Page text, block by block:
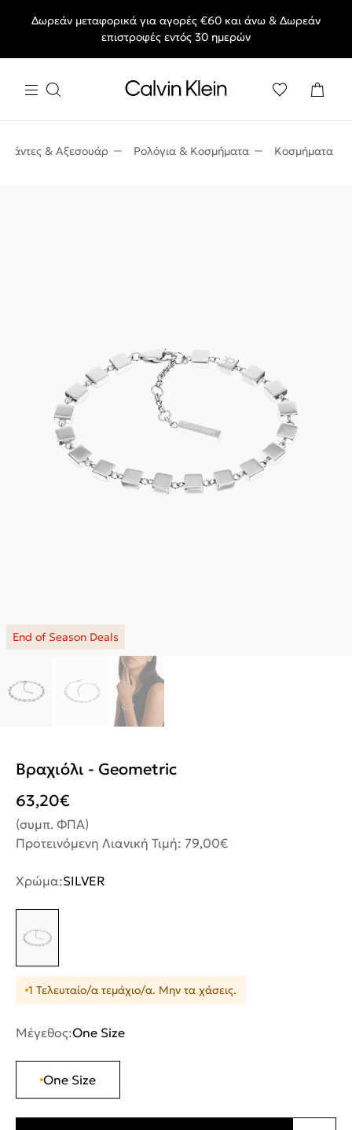
End of Season Deals: Αγαπημένα styles, στις τιμές που θες.
Δωρεάν μεταφορικά για αγορές €60 και άνω & Δωρεάν
επιστροφές εντός 30 ημερών
Τσάντες & Αξεσουάρ Ρολόγια & Κοσμήματα Κοσμήματα
Βραχιόλι - Geometric
63,20€
(συμπ. ΦΠΑ)
Προτεινόμενη Λιανική Τιμή: 79,00€
Χρώμα:SILVER
1 Τελευταίο/α τεμάχιο/α. Μην τα χάσεις.
Μέγεθος:One Size
One Size